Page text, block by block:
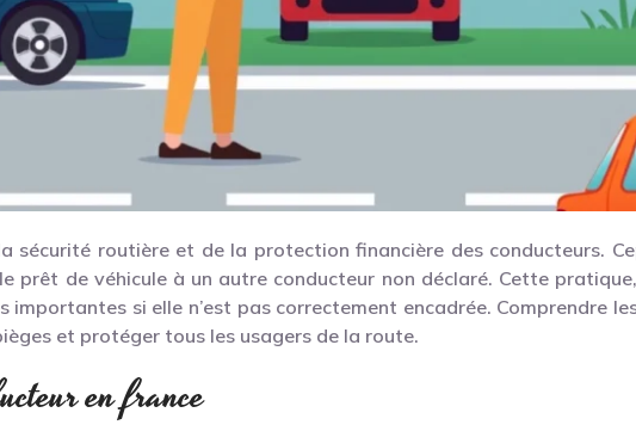
sécurité routière et de la protection financière des conducteurs.
prêt de véhicule à un autre conducteur non déclaré. Cette
si elle n’est pas correctement encadrée. Comprendre
et protéger tous les usagers de la route.
en france